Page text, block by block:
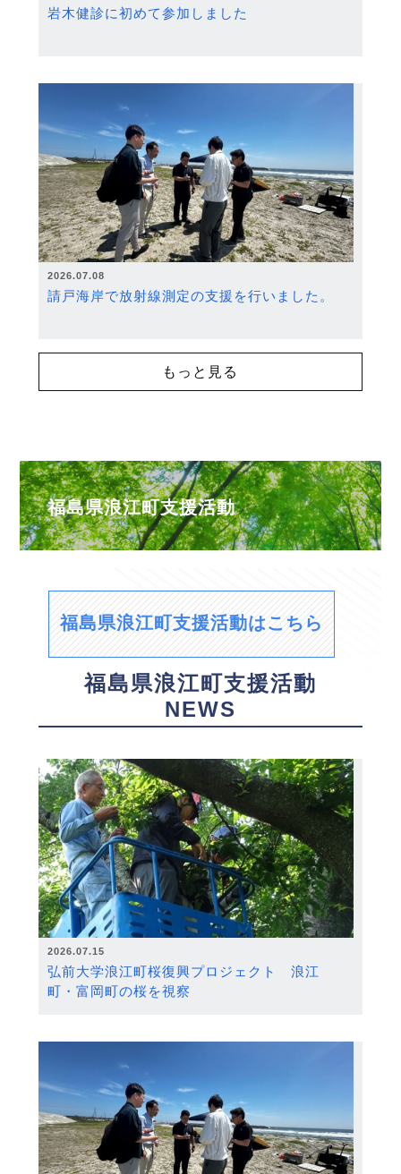
岩木健診に初めて参加しました
2026.07.08
請戸海岸で放射線測定の支援を行いました。
もっと見る
福島県浪江町支援活動
福島県浪江町支援活動はこちら
福島県浪江町支援活動
NEWS
2026.07.15
弘前大学浪江町桜復興プロジェクト 浪江
町・富岡町の桜を視察